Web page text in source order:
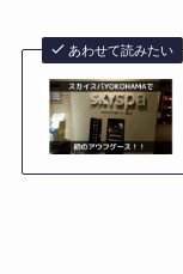
あわせて読みたい